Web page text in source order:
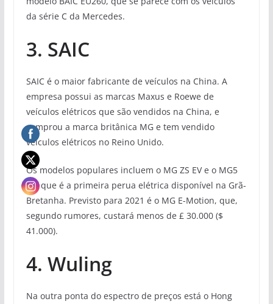
da série C da Mercedes.
3. SAIC
SAIC é o maior fabricante de veículos na China. A
empresa possui as marcas Maxus e Roewe de
veículos elétricos que são vendidos na China, e
comprou a marca britânica MG e tem vendido
veículos elétricos no Reino Unido.
Os modelos populares incluem o MG ZS EV e o MG5
EV, que é a primeira perua elétrica disponível na Grã-
Bretanha. Previsto para 2021 é o MG E-Motion, que,
segundo rumores, custará menos de £ 30.000 ($
41.000).
4. Wuling
Na outra ponta do espectro de preços está o Hong